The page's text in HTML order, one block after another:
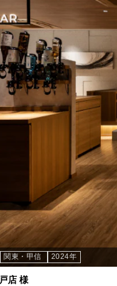
関東・甲信 2024年
店 様